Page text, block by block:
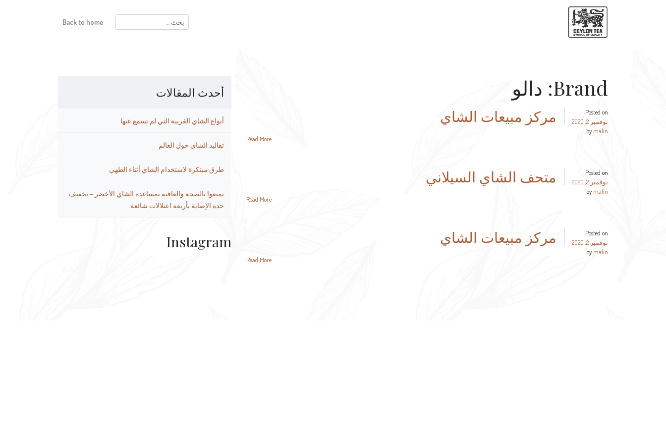
البحث
عن:
Back to home
Brand: دالو
Posted on
نوفمبر 2, 2020
bymalin
مركز مبيعات الشاي
Read More
Posted on
نوفمبر 2, 2020
by malin
متحف الشاي السيلاني
Read More
Posted on
نوفمبر 2, 2020
by malin
مركز مبيعات الشاي
Read More
أحدث المقالات
أنواع الشاي الغريبة التي لم تسمع عنها
تقاليد الشاي حول العالم
طرق مبتكرة لاستخدام الشاي أثناء الطهي
تمتعوا بالصحة والعافية بمساعدة الشاي الأخضر – تخفيف
حدة الإصابة بأربعة اعتلالات شائعة.
Instagram